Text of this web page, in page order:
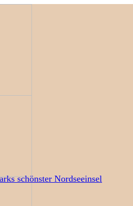
schönster Nordseeinsel